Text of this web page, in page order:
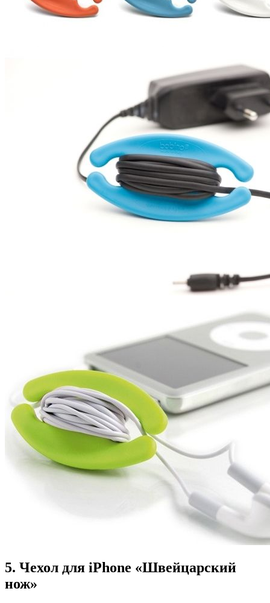
5. Чехол для iPhone «Швейцарский
нож»